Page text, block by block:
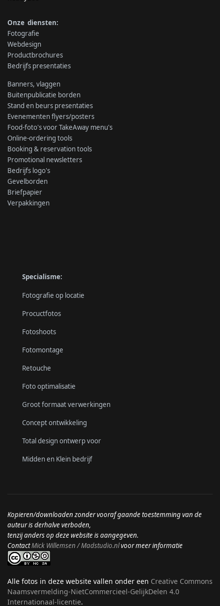
Onze diensten:
Fotografie
Webdesign
Productbrochures
Bedrijfs presentaties
Banners, vlaggen
Buitenpublicatie borden
Stand en beurs presentaties
Evenementen flyers/posters
Food-foto's voor TakeAway menu's
Online-ordering tools
Booking & reservation tools
Promotional newsletters
Bedrijfs logo's
Gevelborden
Briefpapier
Verpakkingen
Specialisme:
Fotografie op locatie
Procuctfotos
Fotoshoots
Fotomontage
Retouche
Foto optimalisatie
Groot formaat verwerkingen
Concept ontwikkeling
Total design ontwerp voor
Midden en Klein bedrijf
Kopieren/downloaden zonder vooraf gaande toestemming van de
auteur is derhalve verboden,
tenzij anders op deze website is aangegeven.
ContactMick Willemsen / Madstudio.nlvoor meer informatie
Alle fotos in deze website vallen onder een Creative Commons
Naamsvermelding-NietCommercieel-GelijkDelen 4.0
Internationaal-licentie.